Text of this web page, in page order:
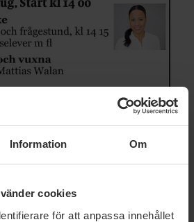
Information Om
cookies
för att anpassa innehållet